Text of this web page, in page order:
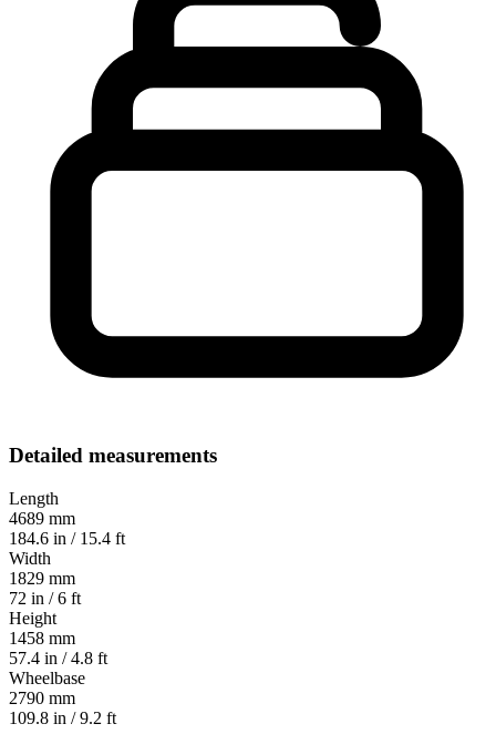
Detailed measurements
Length
4689 mm
184.6 in / 15.4 ft
Width
1829 mm
72 in / 6 ft
Height
1458 mm
57.4 in / 4.8 ft
Wheelbase
2790 mm
109.8 in / 9.2 ft